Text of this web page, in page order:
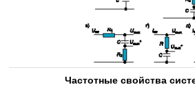
Частотные свойства